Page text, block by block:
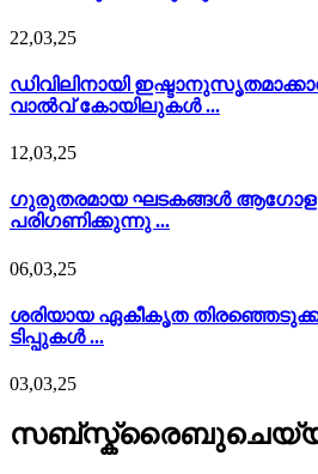
22,03,25
ഡിവിലിനായി
വാൽവ് കോയിലുകൾ ...
12,03,25
ഗുരുതരമായ ഘടകങ്ങൾ ആഗോള
പരിഗണിക്കുന്നു ...
06,03,25
ശരിയായ ഏകീകൃത
ടിപ്പുകൾ ...
03,03,25